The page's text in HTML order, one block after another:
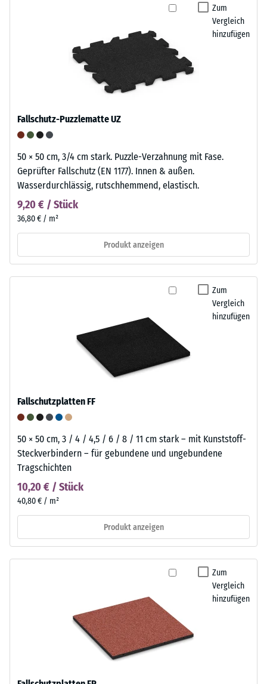
Zum
Vergleich
hinzufügen
Fallschutz-Puzzlematte UZ
50 × 50 cm, 3/4 cm stark. Puzzle-Verzahnung mit Fase.
Geprüfter Fallschutz (EN 1177). Innen & außen.
Wasserdurchlässig, rutschhemmend, elastisch.
9,20 € / Stück
36,80 € / m²
Produkt anzeigen
Zum
Vergleich
hinzufügen
Fallschutzplatten FF
50 × 50 cm, 3 / 4 / 4,5 / 6 / 8 / 11 cm stark – mit Kunststoff-
Steckverbindern – für gebundene und ungebundene
Tragschichten
10,20 € / Stück
40,80 € / m²
Produkt anzeigen
Zum
Vergleich
hinzufügen